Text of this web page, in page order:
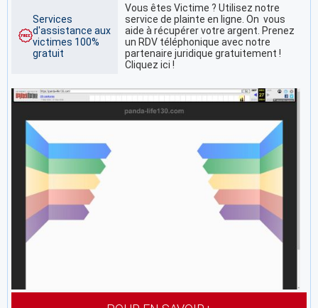
Services
d'assistance aux
victimes 100%
gratuit
Vous êtes Victime ? Utilisez notre
service de plainte en ligne. On vous
aide à récupérer votre argent. Prenez
un RDV téléphonique avec notre
partenaire juridique gratuitement !
Cliquez ici !